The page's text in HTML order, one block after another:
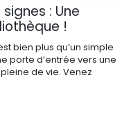
: Une
!
bien plus qu’un simple
porte d’entrée vers une
de vie. Venez